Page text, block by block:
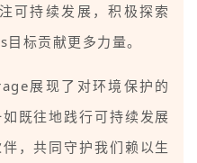
可持续发展，积极探索
标贡献更多力量。
展现了对环境保护的
既往地践行可持续发展
，共同守护我们赖以生